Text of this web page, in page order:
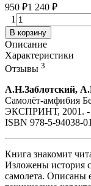
950 ₽1 240 ₽
1
В корзину
Описание
Характеристики
Отзывы 3
А.Н.Заблотский,
Самолёт-амфибия
ЭКСПРИНТ, 2001. -
ISBN 978-5-94038-
Книга знакомит
Изложены история
самолета. Описаны